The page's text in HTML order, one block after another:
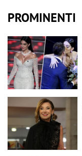
PROMINENTI